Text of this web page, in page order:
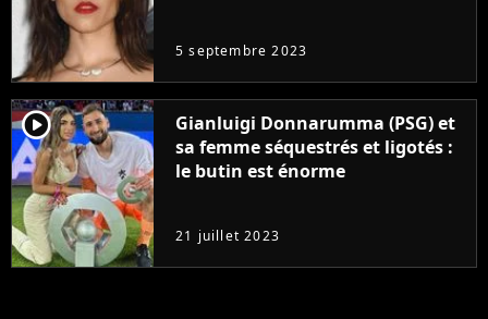
5 septembre 2023
player2
Gianluigi Donnarumma (PSG) et
sa femme séquestrés et ligotés :
le butin est énorme
21 juillet 2023